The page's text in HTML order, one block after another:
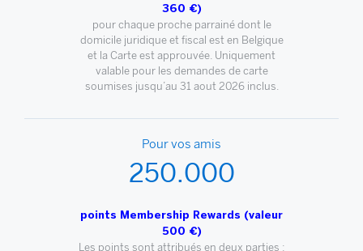
360 €)
pour chaque proche parrainé dont le
domicile juridique et fiscal est en Belgique
et la Carte est approuvée. Uniquement
valable pour les demandes de carte
soumises jusqu’au 31 aout 2026 inclus.
Pour vos amis
250.000
points Membership Rewards (valeur
500 €)
Les points sont attribués en deux parties :